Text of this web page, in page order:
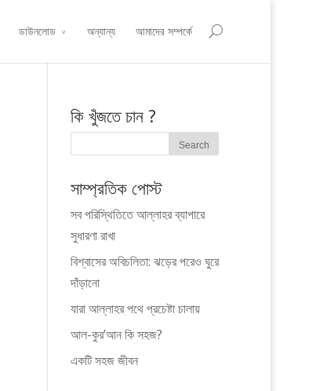
ডাউনলোড অন্যান্য আমাদের সম্পর্কে
কি খুঁজতে চান ?
সাম্প্রতিক পোস্ট
সব পরিস্থিতিতে আল্লাহর ব্যাপারে
সুধারণা রাখা
বিশ্বাসের অবিচলিতা: ঝড়ের পরেও ঘুরে
দাঁড়ানো
যারা আল্লাহর পথে প্রচেষ্টা চালায়
আল-কুর’আন কি সহজ?
একটি সহজ জীবন